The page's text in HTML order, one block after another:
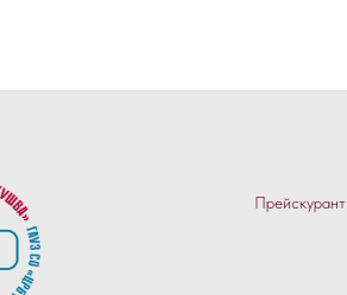
Прейскурант